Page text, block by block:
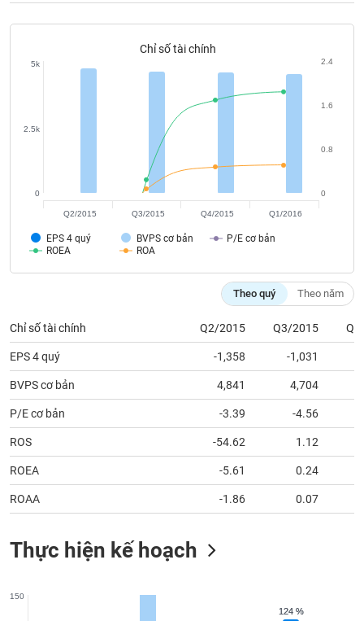
Chỉ số tài chính
EPS 4 quý BVPS cơ bản
P/E cơ bản
ROEA
ROA
0
2.5k
5k
0
0.8
1.6
2.4
Q2/2015 Q3/2015 Q4/2015 Q1/2016
Theo quý Theo năm
Chỉ số tài chính Q2/2015 Q3/2015
EPS 4 quý -1,358 -1,031
BVPS cơ bản 4,841 4,704
P/E cơ bản -3.39 -4.56
ROS -54.62 1.12
ROEA -5.61 0.24
ROAA -1.86 0.07
Thực hiện kế hoạch
124 %
124 %
150
chính
tài